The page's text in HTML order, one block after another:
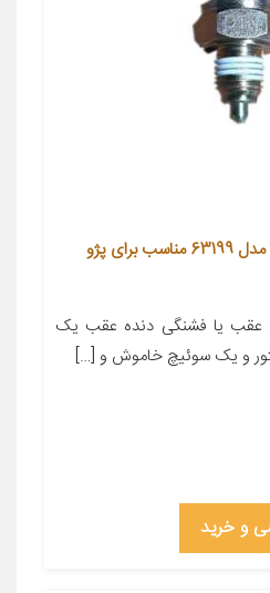
فشنگی دنده عقب دوستان مدل 63199 مناسب برای پژو
عقب یا فشنگی دنده عقب یک
و یک سوئیچ خاموش و […]
و خرید